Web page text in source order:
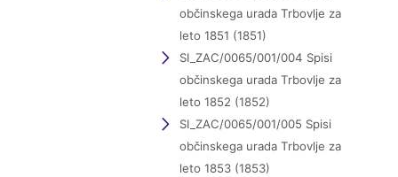
občinskega urada Trbovlje za
leto 1851 (1851)
SI_ZAC/0065/001/004 Spisi
občinskega urada Trbovlje za
leto 1852 (1852)
SI_ZAC/0065/001/005 Spisi
občinskega urada Trbovlje za
leto 1853 (1853)